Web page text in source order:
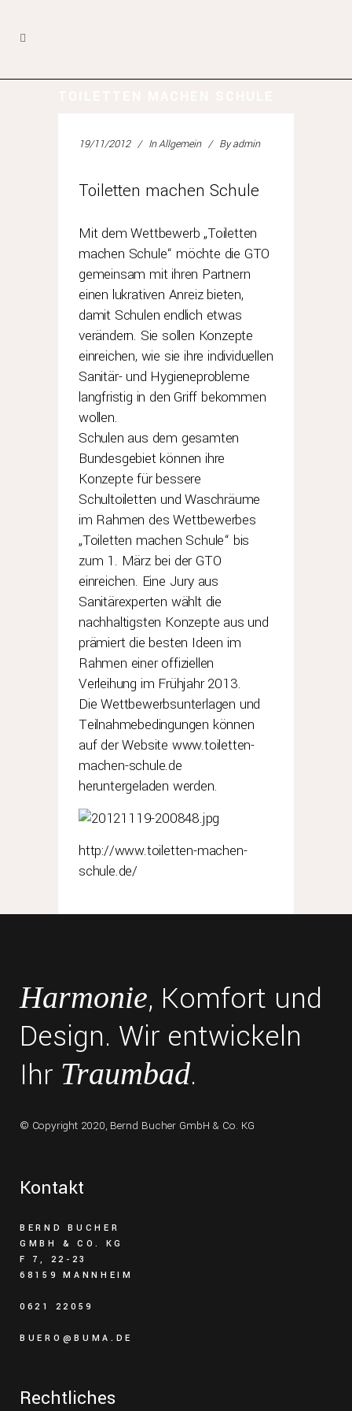
19/11/2012 InAllgemein By admin
Toiletten machen Schule
Mit dem Wettbewerb „Toiletten
machen Schule“ möchte die GTO
gemeinsam mit ihren Partnern
einen lukrativen Anreiz bieten,
damit Schulen endlich etwas
verändern. Sie sollen Konzepte
einreichen, wie sie ihre individuellen
Sanitär- und Hygieneprobleme
langfristig in den Griff bekommen
wollen.
Schulen aus dem gesamten
Bundesgebiet können ihre
Konzepte für bessere
Schultoiletten und Waschräume
im Rahmen des Wettbewerbes
„Toiletten machen Schule“ bis
zum 1. März bei der GTO
einreichen. Eine Jury aus
Sanitärexperten wählt die
nachhaltigsten Konzepte aus und
prämiert die besten Ideen im
Rahmen einer offiziellen
Verleihung im Frühjahr 2013.
Die Wettbewerbsunterlagen und
Teilnahmebedingungen können
auf der Website www.toiletten-
machen-schule.de
heruntergeladen werden.
http://www.toiletten-machen-
schule.de/
Harmonie, Komfort und
Design. Wir entwickeln
Ihr Traumbad.
© Copyright 2020, Bernd Bucher GmbH & Co. KG
Kontakt
BERND BUCHER
GMBH & CO. KG
F 7, 22-23
68159 MANNHEIM
0621 22059
BUERO@BUMA.DE
Rechtliches